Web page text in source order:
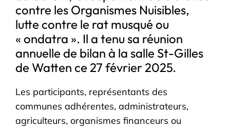
contre les Organismes Nuisibles,
lutte contre le rat musqué ou
« ondatra ». Il a tenu sa réunion
annuelle de bilan à la salle St-Gilles
de Watten ce 27 février 2025.
Les participants, représentants des
communes adhérentes, administrateurs,
agriculteurs, organismes financeurs ou